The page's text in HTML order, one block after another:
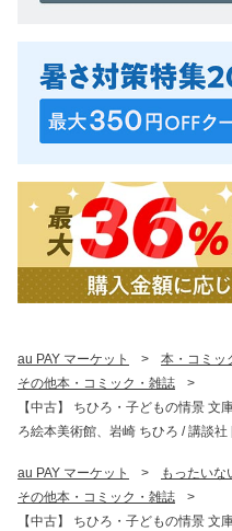
au PAY マーケット > 本・コミッ
その他本・コミック・雑誌
>
【中古】 ちひろ・子どもの情景 文
ろ絵本美術館、岩崎 ちひろ / 講談社
au PAY マーケット > もったいな
その他本・コミック・雑誌
>
【中古】 ちひろ・子どもの情景 文